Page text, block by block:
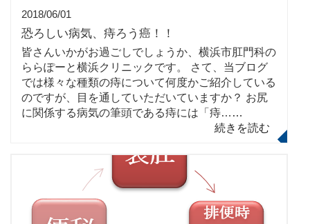
2018/06/01
恐ろしい病気、痔ろう癌！！
皆さんいかがお過ごしでしょうか、横浜市肛門科の
ららぽーと横浜クリニックです。 さて、当ブログ
では様々な種類の痔について何度かご紹介している
のですが、目を通していただいていますか？ お尻
に関係する病気の筆頭である痔には「痔… …
続きを読む